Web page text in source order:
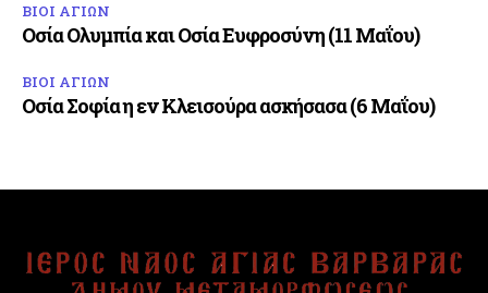
ΒΙΟΙ ΑΓΙΩΝ
Οσία Ολυμπία και Οσία Ευφροσύνη (11 Μαΐου)
ΒΙΟΙ ΑΓΙΩΝ
Οσία Σοφία η εν Κλεισούρα ασκήσασα (6 Μαΐου)